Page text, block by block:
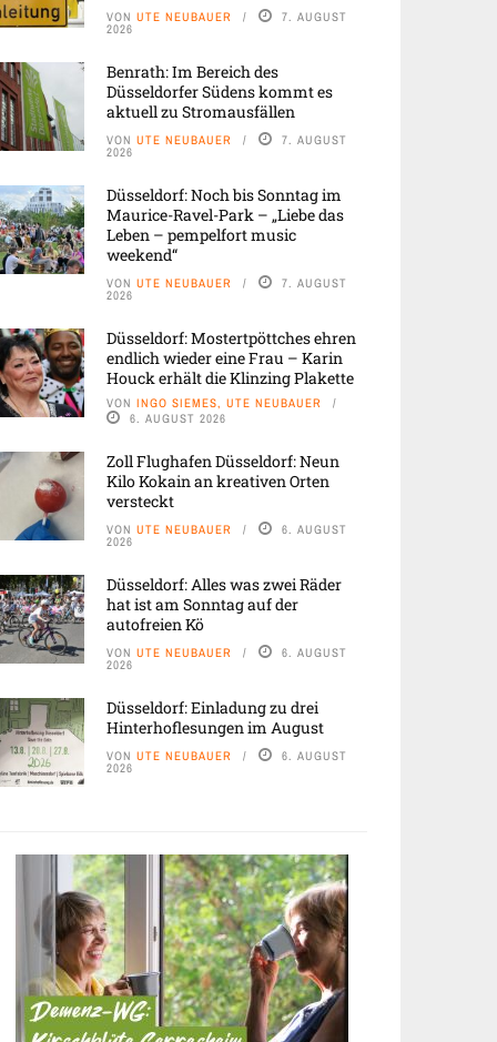
VON UTE NEUBAUER 7. AUGUST
2026
Benrath: Im Bereich des
Düsseldorfer Südens kommt es
aktuell zu Stromausfällen
VON UTE NEUBAUER 7. AUGUST
2026
Düsseldorf: Noch bis Sonntag im
Maurice-Ravel-Park – „Liebe das
Leben – pempelfort music
weekend“
VON UTE NEUBAUER 7. AUGUST
2026
Düsseldorf: Mostertpöttches ehren
endlich wieder eine Frau – Karin
Houck erhält die Klinzing Plakette
VON INGO SIEMES, UTE NEUBAUER
6. AUGUST 2026
Zoll Flughafen Düsseldorf: Neun
Kilo Kokain an kreativen Orten
versteckt
VON UTE NEUBAUER 6. AUGUST
2026
Düsseldorf: Alles was zwei Räder
hat ist am Sonntag auf der
autofreien Kö
VON UTE NEUBAUER 6. AUGUST
2026
Düsseldorf: Einladung zu drei
Hinterhoflesungen im August
VON UTE NEUBAUER 6. AUGUST
2026